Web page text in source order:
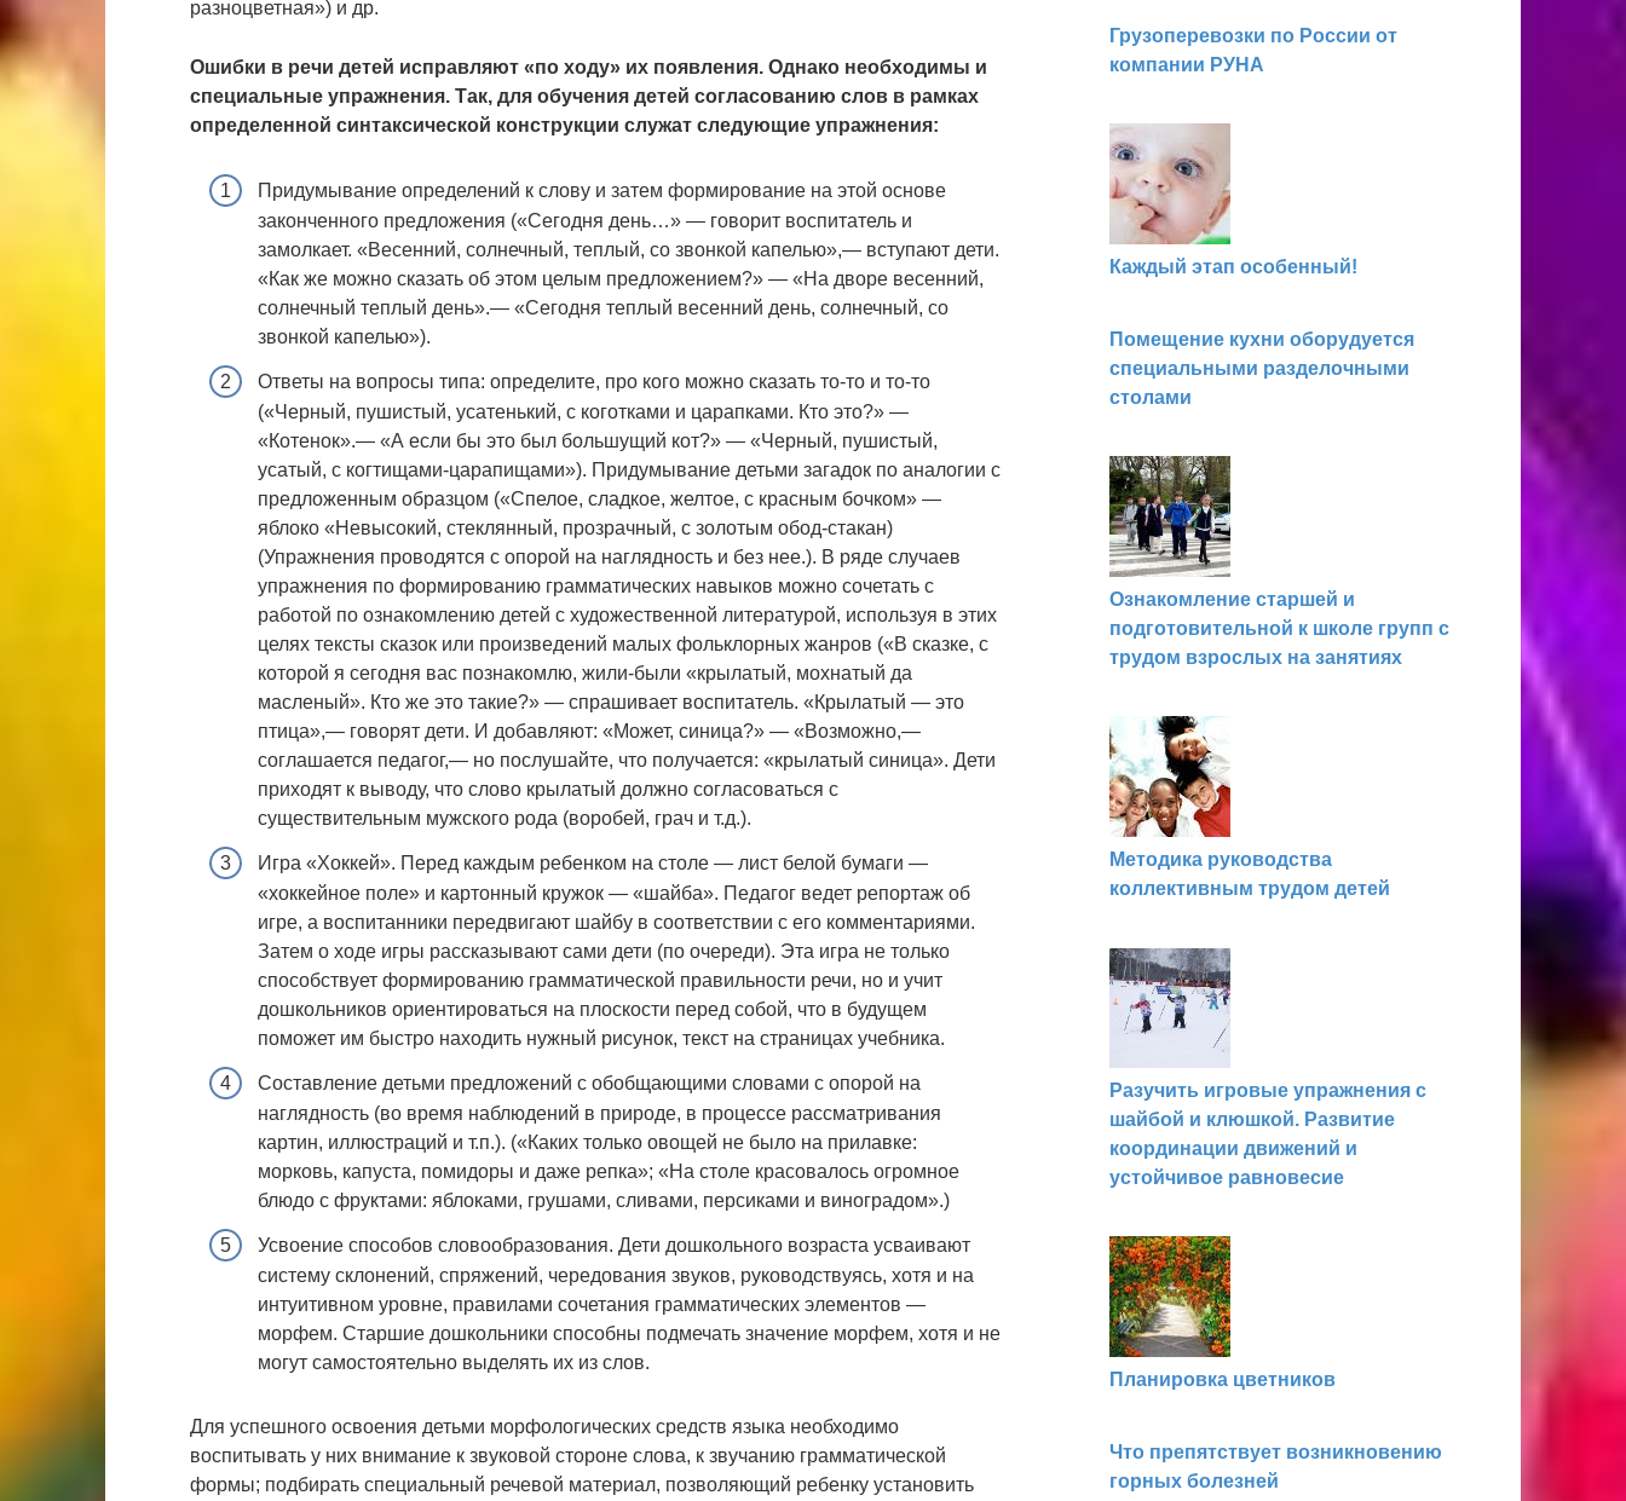
разноцветная») и др.
Ошибки в речи детей исправляют «по ходу» их появления. Однако необходимы и
специальные упражнения. Так, для обучения детей согласованию слов в рамках
определенной синтаксической конструкции служат следующие упражнения:
Придумывание определений к слову и затем формирование на этой основе
законченного предложения («Сегодня день…» — говорит воспитатель и
замолкает. «Весенний, солнечный, теплый, со звонкой капелью»,— вступают дети.
«Как же можно сказать об этом целым предложением?» — «На дворе весенний,
солнечный теплый день».— «Сегодня теплый весенний день, солнечный, со
звонкой капелью»).
Ответы на вопросы типа: определите, про кого можно сказать то-то и то-то
(«Черный, пушистый, усатенький, с коготками и царапками. Кто это?» —
«Котенок».— «А если бы это был большущий кот?» — «Черный, пушистый,
усатый, с когтищами-царапищами»). Придумывание детьми загадок по аналогии с
предложенным образцом («Спелое, сладкое, желтое, с красным бочком» —
яблоко «Невысокий, стеклянный, прозрачный, с золотым обод-стакан)
(Упражнения проводятся с опорой на наглядность и без нее.). В ряде случаев
упражнения по формированию грамматических навыков можно сочетать с
работой по ознакомлению детей с художественной литературой, используя в этих
целях тексты сказок или произведений малых фольклорных жанров («В сказке, с
которой я сегодня вас познакомлю, жили-были «крылатый, мохнатый да
масленый». Кто же это такие?» — спрашивает воспитатель. «Крылатый — это
птица»,— говорят дети. И добавляют: «Может, синица?» — «Возможно,—
соглашается педагог,— но послушайте, что получается: «крылатый синица». Дети
приходят к выводу, что слово крылатый должно согласоваться с
существительным мужского рода (воробей, грач и т.д.).
Игра «Хоккей». Перед каждым ребенком на столе — лист белой бумаги —
«хоккейное поле» и картонный кружок — «шайба». Педагог ведет репортаж об
игре, а воспитанники передвигают шайбу в соответствии с его комментариями.
Затем о ходе игры рассказывают сами дети (по очереди). Эта игра не только
способствует формированию грамматической правильности речи, но и учит
дошкольников ориентироваться на плоскости перед собой, что в будущем
поможет им быстро находить нужный рисунок, текст на страницах учебника.
Составление детьми предложений с обобщающими словами с опорой на
наглядность (во время наблюдений в природе, в процессе рассматривания
картин, иллюстраций и т.п.). («Каких только овощей не было на прилавке:
морковь, капуста, помидоры и даже репка»; «На столе красовалось огромное
блюдо с фруктами: яблоками, грушами, сливами, персиками и виноградом».)
Усвоение способов словообразования. Дети дошкольного возраста усваивают
систему склонений, спряжений, чередования звуков, руководствуясь, хотя и на
интуитивном уровне, правилами сочетания грамматических элементов —
морфем. Старшие дошкольники способны подмечать значение морфем, хотя и не
могут самостоятельно выделять их из слов.
Для успешного освоения детьми морфологических средств языка необходимо
воспитывать у них внимание к звуковой стороне слова, к звучанию грамматической
формы; подбирать специальный речевой материал, позволяющий ребенку установить
Грузоперевозки по России от
компании РУНА
Каждый этап особенный!
Помещение кухни оборудуется
специальными разделочными
столами
Ознакомление старшей и
подготовительной к школе групп с
трудом взрослых на занятиях
Методика руководства
коллективным трудом детей
Разучить игровые упраж­нения с
шайбой и клюшкой. Развитие
координации движений и
устойчивое равновесие
Планировка цветников
Что препятствует возникновению
горных болезней